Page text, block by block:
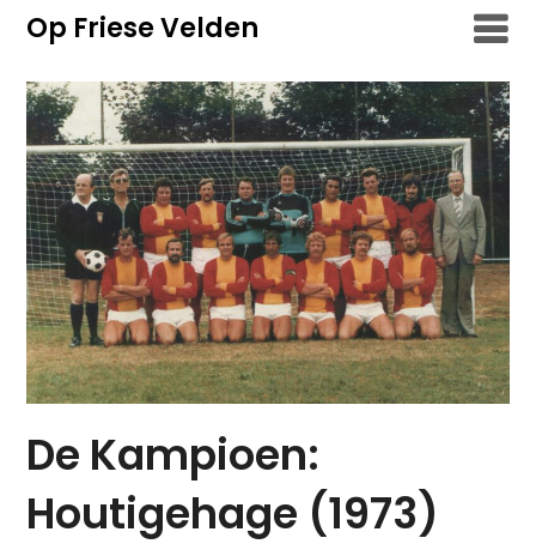
Overslaan
naar
inhoud
Op Friese Velden
De Kampioen:
Houtigehage (1973)